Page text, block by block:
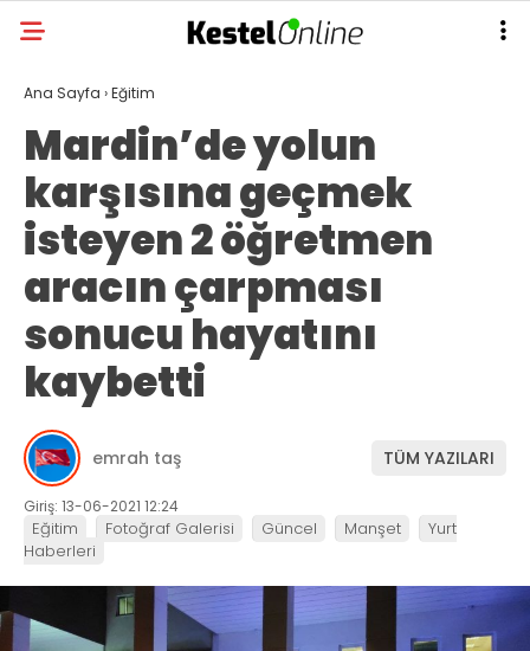
Ana Sayfa ›Eğitim
Mardin’de yolun
karşısına geçmek
isteyen 2 öğretmen
aracın çarpması
sonucu hayatını
kaybetti
emrah taş TÜM YAZILARI
Giriş: 13-06-2021 12:24
Eğitim Fotoğraf Galerisi Güncel Manşet
Yurt
Haberleri